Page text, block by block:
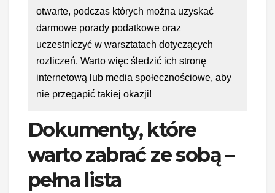
otwarte, podczas których można uzyskać
darmowe porady podatkowe oraz
uczestniczyć w warsztatach dotyczących
rozliczeń. Warto więc śledzić ich stronę
internetową lub media społecznościowe, aby
nie przegapić takiej okazji!
Dokumenty, które
warto zabrać ze sobą –
pełna lista